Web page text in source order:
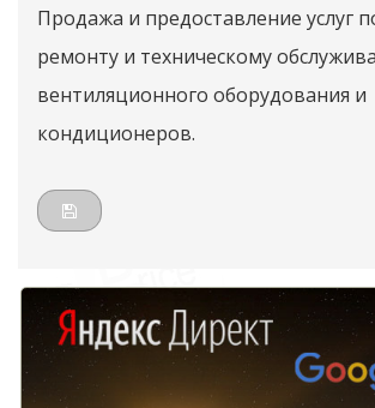
Продажа и предоставление услуг
ремонту и техническому
вентиляционного оборудования и
кондиционеров.